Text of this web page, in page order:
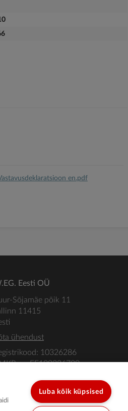
en.pdf
Eesti OÜ
Sõjamäe põik 11
11415
ühendust
10326286
nr: EE100336700
EEUHEE2X
Luba kõik küpsised